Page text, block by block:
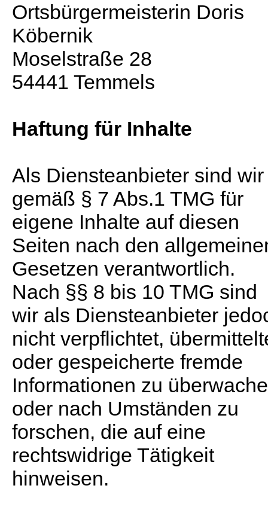
Ortsbürgermeisterin Doris
Köbernik
Moselstraße 28
54441 Temmels
Haftung für Inhalte
Als Diensteanbieter sind wir
gemäß § 7 Abs.1 TMG für
eigene Inhalte auf diesen
Seiten nach den
Gesetzen verantwortlich.
Nach §§ 8 bis 10 TMG sind
wir als Diensteanbieter
nicht verpflichtet,
oder gespeicherte fremde
Informationen zu
oder nach Umständen zu
forschen, die auf eine
rechtswidrige Tätigkeit
hinweisen.